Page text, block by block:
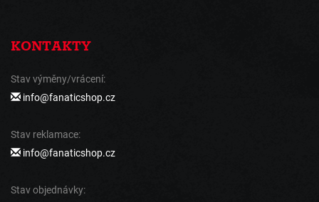
KONTAKTY
Stav výměny/vrácení:
info@fanaticshop.cz
Stav reklamace:
info@fanaticshop.cz
Stav objednávky: